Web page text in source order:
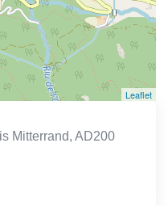
Leaflet
Mitterrand, AD200